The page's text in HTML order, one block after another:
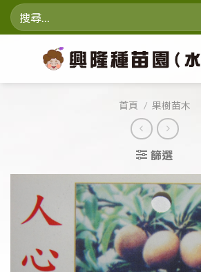
Skip
搜
尋
首頁 / 果樹苗木
篩選